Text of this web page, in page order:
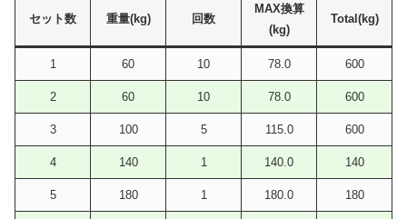
セット数 重量(kg) 回数
MAX換算
(kg)
Total(kg)
1 60 10 78.0 600
2 60 10 78.0 600
3 100 5 115.0 600
4 140 1 140.0 140
5 180 1 180.0 180